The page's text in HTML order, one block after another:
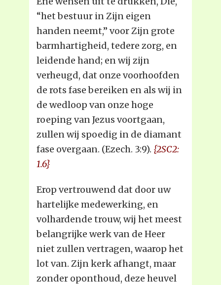
“het bestuur in Zijn eigen
handen neemt,” voor Zijn grote
barmhartigheid, tedere zorg, en
leidende hand; en wij zijn
verheugd, dat onze voorhoofden
de rots fase bereiken en als wij in
de wedloop van onze hoge
roeping van Jezus voortgaan,
zullen wij spoedig in de diamant
fase overgaan. (Ezech. 3:9). {2SC2:
1.6}
Erop vertrouwend dat door uw
hartelijke medewerking, en
volhardende trouw, wij het meest
belangrijke werk van de Heer
niet zullen vertragen, waarop het
lot van. Zijn kerk afhangt, maar
zonder oponthoud, deze heuvel